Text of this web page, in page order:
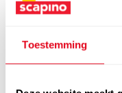
Toestemming